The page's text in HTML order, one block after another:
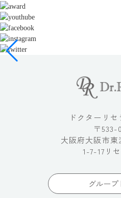
ドクターリ
〒533-
大阪府大阪市
1-7-17リ
グループ